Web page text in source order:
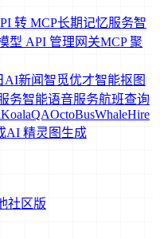
转 MCP长期记忆服务智
型 API 管理网关MCP 聚
AI新闻智觅优才智能抠图
务智能语音服务航班查询
KoalaQAOctoBusWhaleHire
AI 精灵图生成
社区版